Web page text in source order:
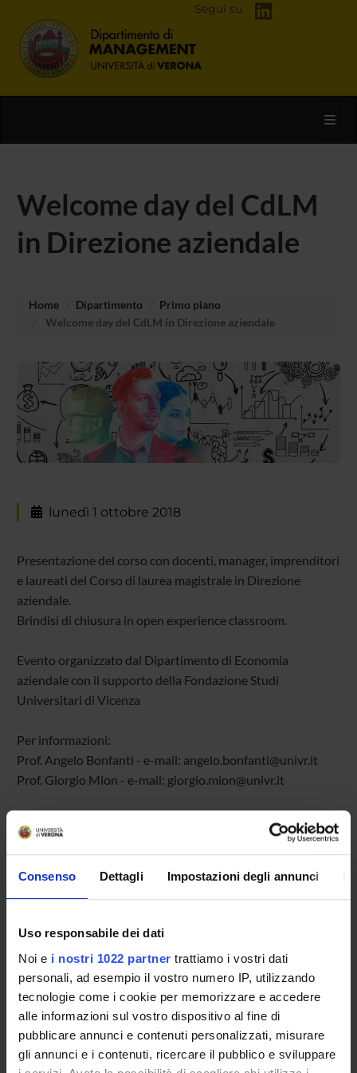
Consenso Dettagli Impostazioni degli annunci
Uso responsabile dei dati
Noi e i nostri 1022 partner trattiamo i vostri dati
personali, ad esempio il vostro numero IP, utilizzando
tecnologie come i cookie per memorizzare e accedere
alle informazioni sul vostro dispositivo al fine di
pubblicare annunci e contenuti personalizzati, misurare
gli annunci e i contenuti, ricercare il pubblico e sviluppare
Segui su
Welcome day del CdLM
in Direzione aziendale
Home Dipartimento
Primo piano
Welcome day del CdLM in Direzione aziendale
lunedì 1 ottobre 2018
Presentazione del corso con docenti, manager, imprenditori
e laureati del Corso di laurea magistrale in Direzione
aziendale.
Brindisi di chiusura in open experience classroom.
Evento organizzato dal Dipartimento di Economia
aziendale con il supporto della Fondazione Studi
Universitari di Vicenza
Per informazioni:
Prof. Angelo Bonfanti - e-mail: angelo.bonfanti@univr.it
Prof. Giorgio Mion - e-mail: giorgio.mion@univr.it
ALLEGATI
Locandina (pdf, it, 529 KB, 20/09/18)
Referente
Angelo Bonfanti
Dipartimento
Management